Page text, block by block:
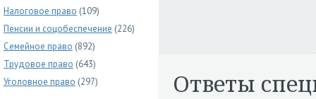
Налоговое право (109)
Пенсии и соцобеспечение (226)
Семейное право (892)
Трудовое право (643)
Уголовное право (297) Ответы